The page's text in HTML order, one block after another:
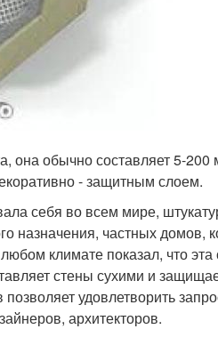
она обычно составляет 5-200
- защитным слоем.
себя во всем мире,
назначения, частных домов,
климате показал, что эта
стены сухими и
удовлетворить
архитекторов.